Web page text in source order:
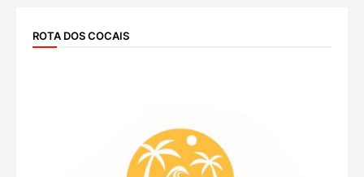
ROTA DOS COCAIS